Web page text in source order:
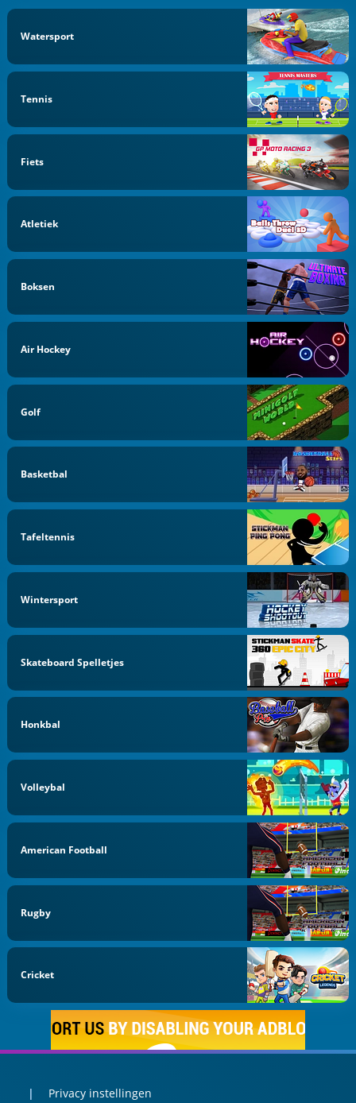
Watersport
Tennis
Fiets
Atletiek
Boksen
Air Hockey
Golf
Basketbal
Tafeltennis
Wintersport
Skateboard Spelletjes
Honkbal
Volleybal
American Football
Rugby
Cricket
Privacy instellingen